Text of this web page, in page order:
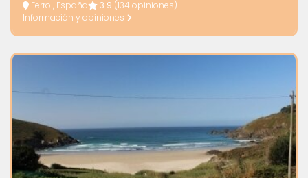
Ferrol, España 3.9 (134 opiniones)
Información y opiniones